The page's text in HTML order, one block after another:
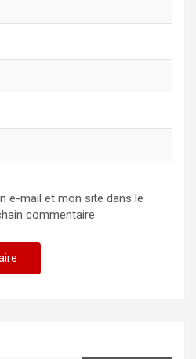
e-mail et mon site dans le
commentaire.